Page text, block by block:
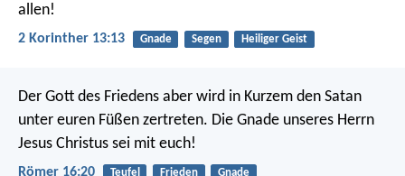
allen!
2 Korinther 13:13 Gnade Segen Heiliger Geist
Der Gott des Friedens aber wird in Kurzem den Satan
unter euren Füßen zertreten. Die Gnade unseres Herrn
Jesus Christus sei mit euch!
Römer 16:20 Teufel Frieden Gnade